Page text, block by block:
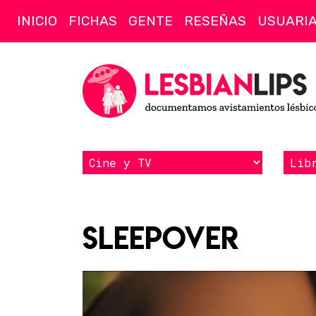
INICIO FICHAS GENTE RESEÑAS
Sleepover